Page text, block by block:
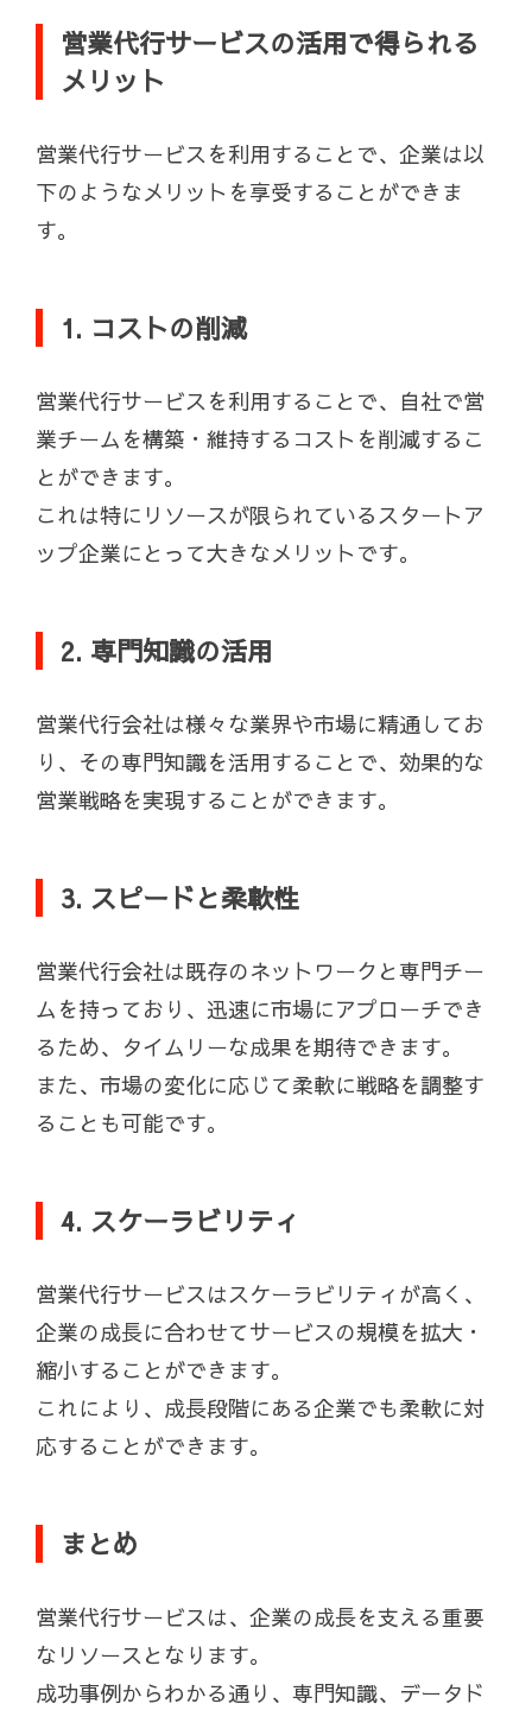
営業代行サービスの活用で得られる
メリット
営業代行サービスを利用することで、企業は以
下のようなメリットを享受することができま
す。
1. コストの削減
営業代行サービスを利用することで、自社で営
業チームを構築・維持するコストを削減するこ
とができます。
これは特にリソースが限られているスタートア
ップ企業にとって大きなメリットです。
2. 専門知識の活用
営業代行会社は様々な業界や市場に精通してお
り、その専門知識を活用することで、効果的な
営業戦略を実現することができます。
3. スピードと柔軟性
営業代行会社は既存のネットワークと専門チー
ムを持っており、迅速に市場にアプローチでき
るため、タイムリーな成果を期待できます。
また、市場の変化に応じて柔軟に戦略を調整す
ることも可能です。
4. スケーラビリティ
営業代行サービスはスケーラビリティが高く、
企業の成長に合わせてサービスの規模を拡大・
縮小することができます。
これにより、成長段階にある企業でも柔軟に対
応することができます。
まとめ
営業代行サービスは、企業の成長を支える重要
なリソースとなります。
成功事例からわかる通り、専門知識、データド